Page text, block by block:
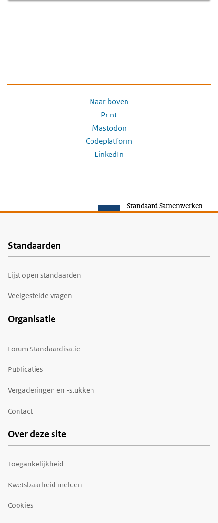
Naar boven
Print
Mastodon
Codeplatform
LinkedIn
Standaard Samenwerken
Voet
Standaarden
Lijst open standaarden
Veelgestelde vragen
Organisatie
Forum Standaardisatie
Publicaties
Vergaderingen en -stukken
Contact
Over deze site
Toegankelijkheid
Kwetsbaarheid melden
Cookies